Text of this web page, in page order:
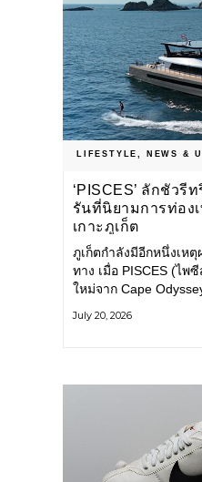
LIFESTYLE NEWS &
‘PISCES’ ลักชัวรี
รันที่นิยามการท่อง
เกาะภูเก็ต
ภูเก็ตกำลังมีอีกหนึ่งเห
ทาง เมื่อ PISCES (ไ
ใหม่จาก Cape
ไป ผสานความสะดวก
July 20, 2026